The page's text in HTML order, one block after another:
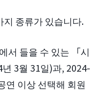
지 종류가 있습니다.
서 들을 수 있는 「시
3월 31일)과, 2024-
연 이상 선택해 회원